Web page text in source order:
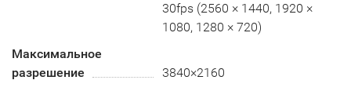
30fps (2560 × 1440, 1920 ×
1080, 1280 × 720)
Максимальное
разрешение
3840×2160